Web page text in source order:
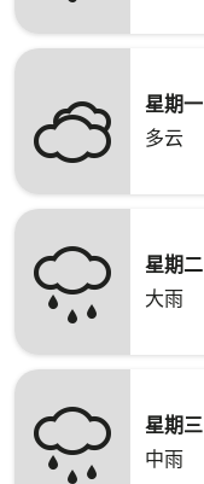
星期一
多云
星期二
大雨
星期三
中雨